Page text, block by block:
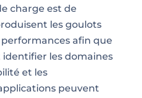
charge est de
les goulots
afin que
identifier les domaines
et les
peuvent